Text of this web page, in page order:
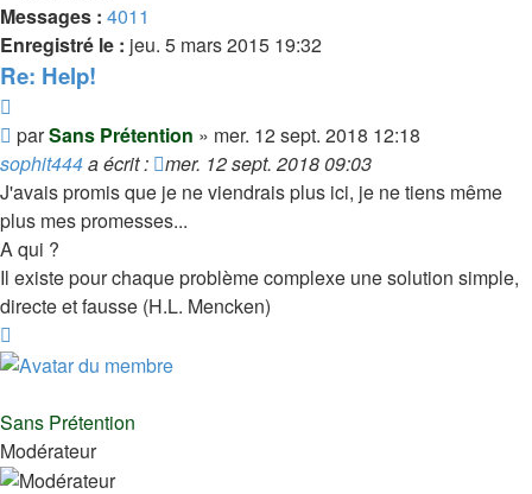
Messages : 4011
Enregistré le : jeu. 5 mars 2015 19:32
Re: Help!
Message
parSans Prétention » mer. 12 sept. 2018 12:18
sophit444a écrit :
mer. 12 sept. 2018 09:03
J'avais promis que je ne viendrais plus ici, je ne tiens même
plus mes promesses...
A qui ?
Il existe pour chaque problème complexe une solution simple,
directe et fausse (H.L. Mencken)
Sans Prétention
Modérateur